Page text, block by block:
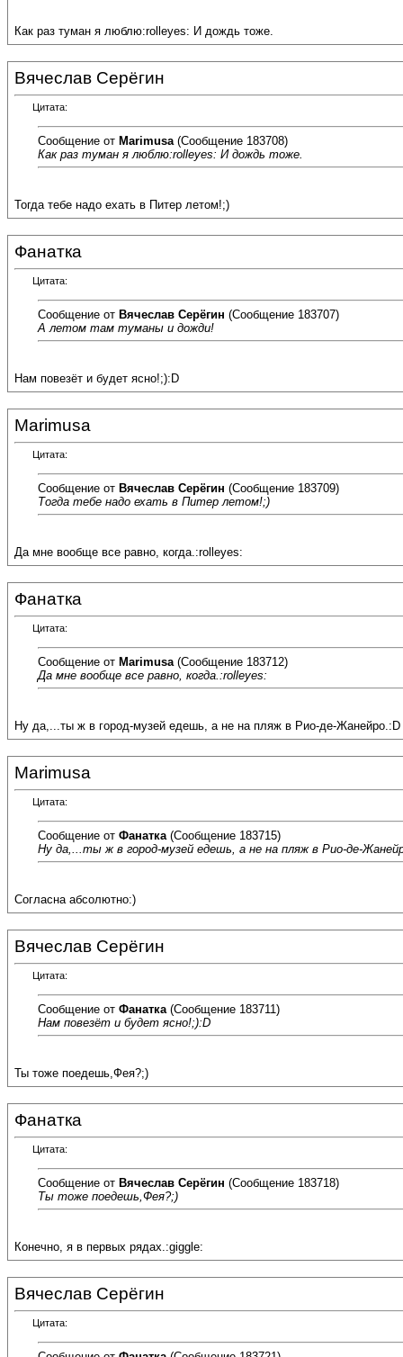
Как раз туман я люблю:rolleyes: И дождь тоже.
Вячеслав Серёгин
Цитата:
Сообщение от Marimusa (Сообщение 183708)
Как раз туман я люблю:rolleyes: И дождь тоже.
Тогда тебе надо ехать в Питер летом!;)
Фанатка
Цитата:
Сообщение от Вячеслав Серёгин (Сообщение 183707)
А летом там туманы и дожди!
Нам повезёт и будет ясно!;):D
Marimusa
Цитата:
Сообщение от Вячеслав Серёгин (Сообщение 183709)
Тогда тебе надо ехать в Питер летом!;)
Да мне вообще все равно, когда.:rolleyes:
Фанатка
Цитата:
Сообщение от Marimusa (Сообщение 183712)
Да мне вообще все равно, когда.:rolleyes:
Ну да,...ты ж в город-музей едешь, а не на пляж в Рио-де-Жанейро.:D
Marimusa
Цитата:
Сообщение от Фанатка (Сообщение 183715)
Ну да,...ты ж в город-музей едешь, а не на пляж в Рио-де-
Согласна абсолютно:)
Вячеслав Серёгин
Цитата:
Сообщение от Фанатка (Сообщение 183711)
Нам повезёт и будет ясно!;):D
Ты тоже поедешь,Фея?;)
Фанатка
Цитата:
Сообщение от Вячеслав Серёгин (Сообщение 183718)
Ты тоже поедешь,Фея?;)
Конечно, я в первых рядах.:giggle:
Вячеслав Серёгин
Цитата: